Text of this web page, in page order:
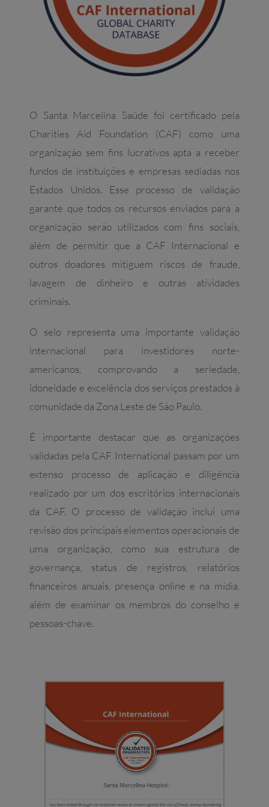
O Santa Marcelina Saúde foi certificado pela
Charities Aid Foundation (CAF) como uma
organização sem fins lucrativos apta a receber
fundos de instituições e empresas sediadas nos
Estados Unidos. Esse processo de validação
garante que todos os recursos enviados para a
organização serão utilizados com fins sociais,
além de permitir que a CAF Internacional e
outros doadores mitiguem riscos de fraude,
lavagem de dinheiro e outras atividades
criminais.
O selo representa uma importante validação
internacional para investidores norte-
americanos, comprovando a seriedade,
idoneidade e excelência dos serviços prestados à
comunidade da Zona Leste de São Paulo.
É importante destacar que as organizações
validadas pela CAF International passam por um
extenso processo de aplicação e diligência
realizado por um dos escritórios internacionais
da CAF. O processo de validação inclui uma
revisão dos principais elementos operacionais de
uma organização, como sua estrutura de
governança, status de registros, relatórios
financeiros anuais, presença online e na mídia,
além de examinar os membros do conselho e
pessoas-chave.